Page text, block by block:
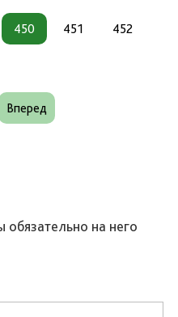
450 451 452
Вперед
на него